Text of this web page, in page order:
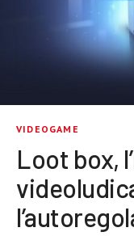
VIDEOGAME
Loot box,